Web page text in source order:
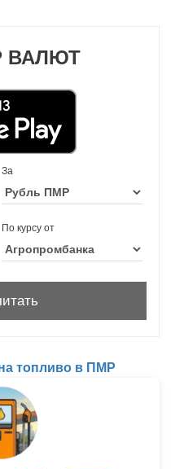
ВАЛЮТ
За
По курсу от
топливо в ПМР